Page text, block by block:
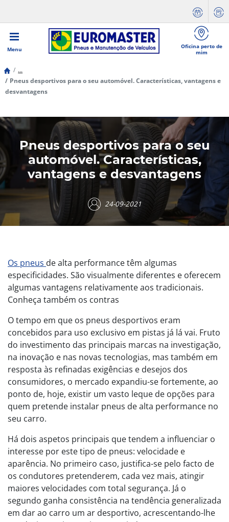
Menu
Oficina perto de
mim
...
Pneus desportivos para o seu automóvel. Características, vantagens e
desvantagens
Pneus desportivos para o seu
automóvel. Características,
vantagens e desvantagens
24-09-2021
Os pneus de alta performance têm algumas
especificidades. São visualmente diferentes e oferecem
algumas vantagens relativamente aos tradicionais.
Conheça também os contras
O tempo em que os pneus desportivos eram
concebidos para uso exclusivo em pistas já lá vai. Fruto
do investimento das principais marcas na investigação,
na inovação e nas novas tecnologias, mas também em
resposta às refinadas exigências e desejos dos
consumidores, o mercado expandiu-se fortemente, ao
ponto de, hoje, existir um vasto leque de opções para
quem pretende instalar pneus de alta performance no
seu carro.
Há dois aspetos principais que tendem a influenciar o
interesse por este tipo de pneus: velocidade e
aparência. No primeiro caso, justifica-se pelo facto de
os condutores pretenderem, cada vez mais, atingir
maiores velocidades com total segurança. Já o
segundo ganha consistência na tendência generalizada
em dar ao carro um ar desportivo, acrescentando-lhe